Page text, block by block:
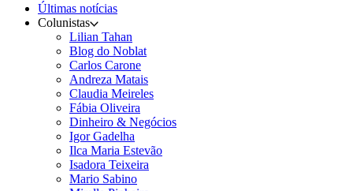
Últimas notícias
Colunistas
Lilian Tahan
Blog do Noblat
Carlos Carone
Andreza Matais
Claudia Meireles
Fábia Oliveira
Dinheiro & Negócios
Igor Gadelha
Ilca Maria Estevão
Isadora Teixeira
Mario Sabino